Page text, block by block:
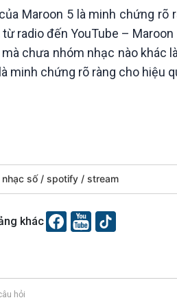
Maroon 5 là minh chứng
radio đến YouTube –
chưa nhóm nhạc nào khác
minh chứng rõ ràng cho hiệu
nhạc số spotify stream
khác